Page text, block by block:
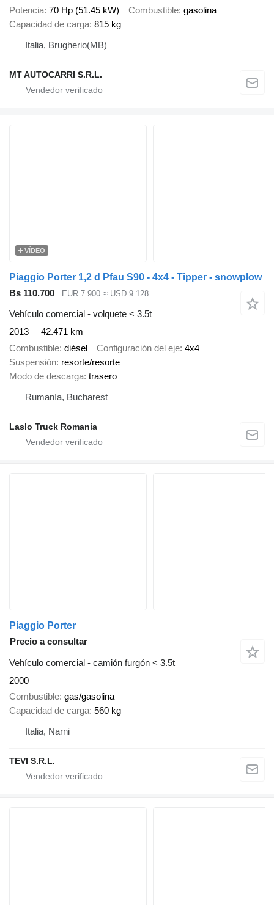
Potencia 70 Hp (51.45 kW) Combustible gasolina
Capacidad de carga 815 kg
Italia, Brugherio(MB)
MT AUTOCARRI S.R.L.
VÍDEO
Piaggio Porter 1,2 d Pfau S90 - 4x4 - Tipper - snowplow
Bs 110.700
EUR 7.900 ≈ USD 9.128
Vehículo comercial - volquete < 3.5t
2013
42.471 km
Combustible diésel Configuración del eje 4x4
Suspensión resorte/resorte
Modo de descarga trasero
Rumanía, Bucharest
Laslo Truck Romania
Piaggio Porter
Precio a consultar
Vehículo comercial - camión furgón < 3.5t
2000
Combustible gas/gasolina
Capacidad de carga 560 kg
Italia, Narni
TEVI S.R.L.